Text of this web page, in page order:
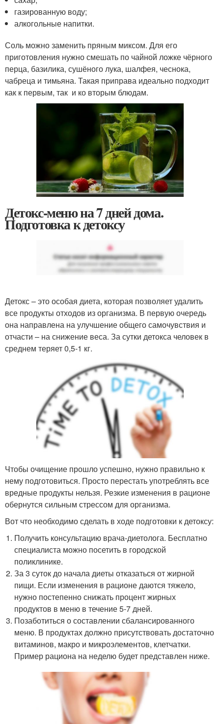
газированную воду;
алкогольные напитки.
Соль можно заменить пряным миксом. Для его
приготовления нужно смешать по чайной ложке чёрного
перца, базилика, сушёного лука, шалфея, чеснока,
чабреца и тимьяна. Такая приправа идеально подходит
как к первым, так и ко вторым блюдам.
Детокс-меню на 7 дней дома.
Подготовка к детоксу
Детокс – это особая диета, которая позволяет удалить
все продукты отходов из организма. В первую очередь
она направлена на улучшение общего самочувствия и
отчасти – на снижение веса. За сутки детокса человек в
среднем теряет 0,5-1 кг.
Чтобы очищение прошло успешно, нужно правильно к
нему подготовиться. Просто перестать употреблять все
вредные продукты нельзя. Резкие изменения в рационе
обернутся сильным стрессом для организма.
Вот что необходимо сделать в ходе подготовки к детоксу:
Получить консультацию врача-диетолога. Бесплатно
специалиста можно посетить в городской
поликлинике.
За 3 суток до начала диеты отказаться от жирной
пищи. Если изменения в рационе даются тяжело,
нужно постепенно снижать процент жирных
продуктов в меню в течение 5-7 дней.
Позаботиться о составлении сбалансированного
меню. В продуктах должно присутствовать достаточно
витаминов, макро и микроэлементов, клетчатки.
Пример рациона на неделю будет представлен ниже.